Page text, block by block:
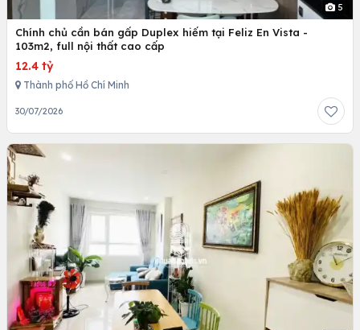
5
Chính chủ cần bán gấp Duplex hiếm tại Feliz En Vista -
103m2, full nội thất cao cấp
12.4 tỷ
Thành phố Hồ Chí Minh
30/07/2026